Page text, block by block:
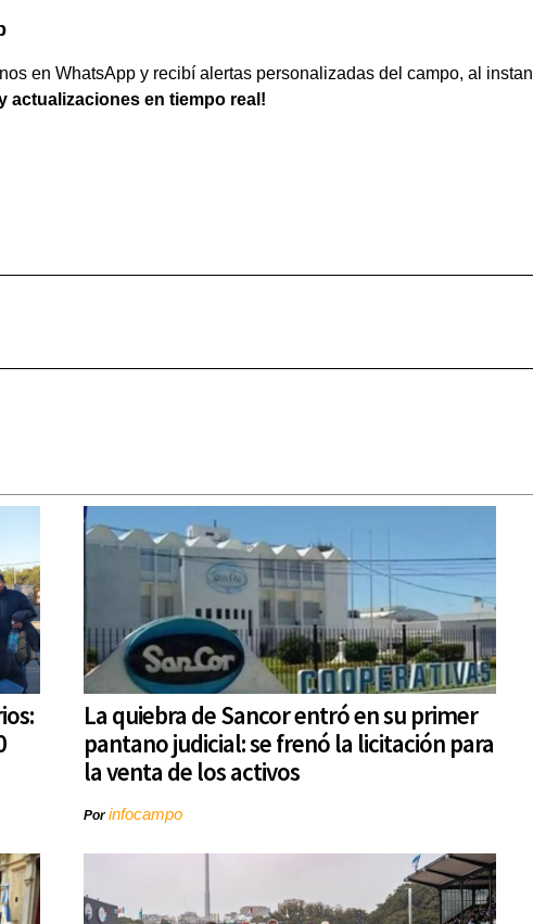
en WhatsApp y recibí alertas personalizadas del campo, al
actualizaciones en tiempo real!
La quiebra de Sancor entró en su primer
pantano judicial: se frenó la licitación para
la venta de los activos
Porinfocampo